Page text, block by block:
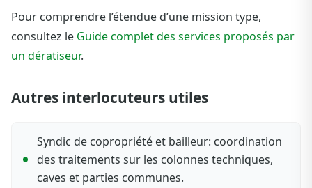
Pour comprendre l’étendue d’une mission type,
consultez le Guide complet des services proposés par
un dératiseur.
Autres interlocuteurs utiles
Syndic de copropriété et bailleur: coordination
des traitements sur les colonnes techniques,
caves et parties communes.